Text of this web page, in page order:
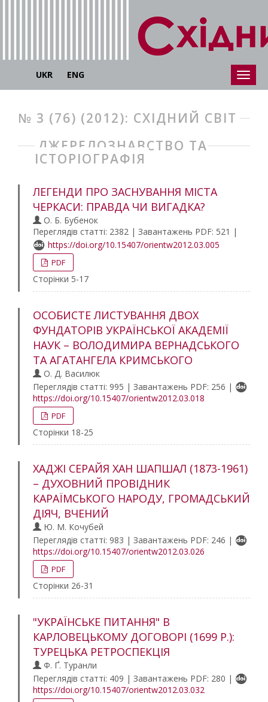
UKR ENG
№ 3 (76) (2012): СХІДНИЙ СВІТ
ДЖЕРЕЛОЗНАВСТВО ТА
ІСТОРІОГРАФІЯ
ЛЕГЕНДИ ПРО ЗАСНУВАННЯ МІСТА
ЧЕРКАСИ: ПРАВДА ЧИ ВИГАДКА?
О. Б. Бубенок
Переглядів статті: 2382 | Завантажень PDF: 521 |
https://doi.org/10.15407/orientw2012.03.005
PDF
Сторінки 5-17
ОСОБИСТЕ ЛИСТУВАННЯ ДВОХ
ФУНДАТОРІВ УКРАЇНСЬКОЇ АКАДЕМІЇ
НАУК – ВОЛОДИМИРА ВЕРНАДСЬКОГО
ТА АГАТАНГЕЛА КРИМСЬКОГО
О. Д. Василюк
Переглядів статті: 995 | Завантажень PDF: 256 |
https://doi.org/10.15407/orientw2012.03.018
PDF
Сторінки 18-25
ХАДЖІ СЕРАЙЯ ХАН ШАПШАЛ (1873-1961)
– ДУХОВНИЙ ПРОВІДНИК
КАРАЇМСЬКОГО НАРОДУ, ГРОМАДСЬКИЙ
ДІЯЧ, ВЧЕНИЙ
Ю. М. Кочубей
Переглядів статті: 983 | Завантажень PDF: 246 |
https://doi.org/10.15407/orientw2012.03.026
PDF
Сторінки 26-31
"УКРАЇНСЬКЕ ПИТАННЯ" В
КАРЛОВЕЦЬКОМУ ДОГОВОРІ (1699 P.):
ТУРЕЦЬКА РЕТРОСПЕКЦІЯ
Ф. Ґ. Туранли
Переглядів статті: 409 | Завантажень PDF: 280 |
https://doi.org/10.15407/orientw2012.03.032